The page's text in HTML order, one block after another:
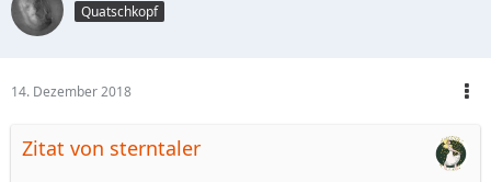
Quatschkopf
14. Dezember 2018
Zitat von sterntaler